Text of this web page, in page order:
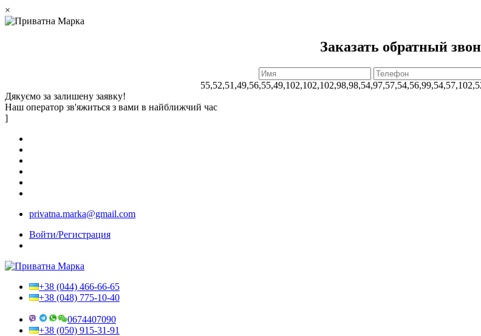
×
Заказать обратный
Дякуємо за залишену заявку!
Наш оператор зв'яжиться з вами в найближчий час
]
privatna.marka@gmail.com
Войти/Регистрация
+38 (044) 466-66-65
+38 (048) 775-10-40
0674407090
+38 (050) 915-31-91